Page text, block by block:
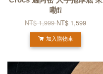
嘞❗❕
NT$ 1,999NT$ 1,599
加入購物車